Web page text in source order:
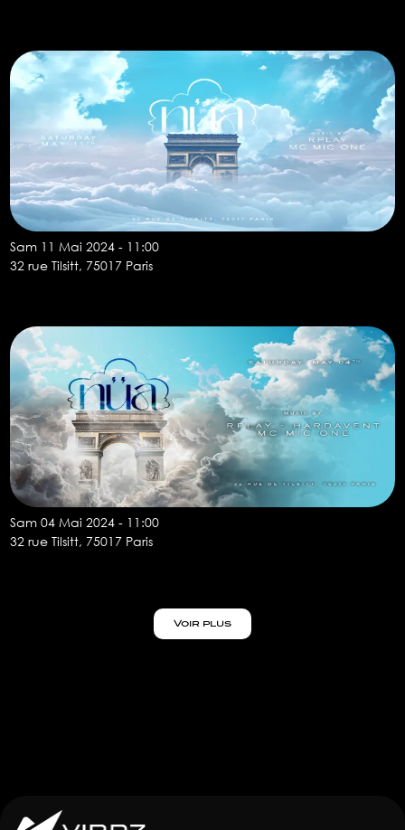
Sam 11 Mai 2024 - 11:00
32 rue Tilsitt, 75017 Paris
Sam 04 Mai 2024 - 11:00
32 rue Tilsitt, 75017 Paris
Voir plus